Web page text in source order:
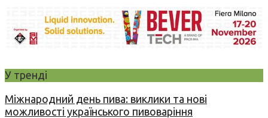
У тренді
Міжнародний день пива: виклики та нові
можливості українського пивоваріння